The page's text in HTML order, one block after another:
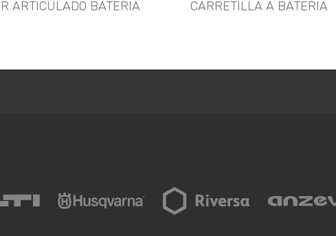
ARTICULADO BATERIA CARRETILLA A BATERIA